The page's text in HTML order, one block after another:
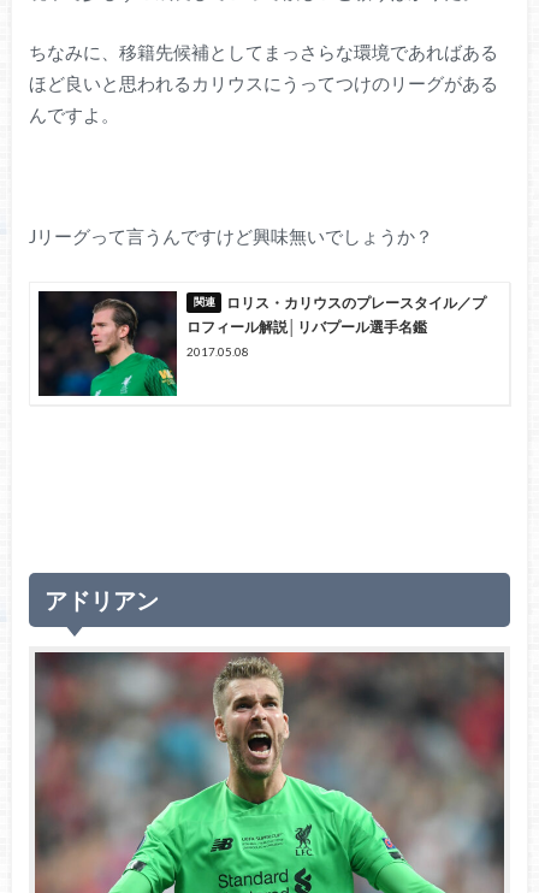
ちなみに、移籍先候補としてまっさらな環境であればある
ほど良いと思われるカリウスにうってつけのリーグがある
んですよ。
Jリーグって言うんですけど興味無いでしょうか？
ロリス・カリウスのプレースタイル／プ
ロフィール解説│リバプール選手名鑑
2017.05.08
アドリアン